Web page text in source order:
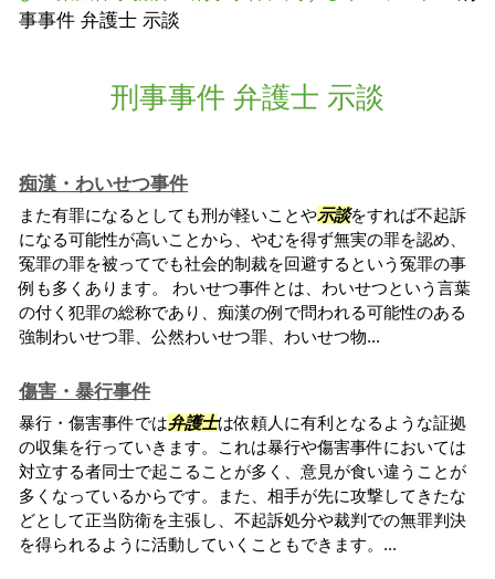
事事件 弁護士 示談
刑事事件 弁護士 示談
痴漢・わいせつ事件
また有罪になるとしても刑が軽いことや示談をすれば不起訴
になる可能性が高いことから、やむを得ず無実の罪を認め、
冤罪の罪を被ってでも社会的制裁を回避するという冤罪の事
例も多くあります。 わいせつ事件とは、わいせつという言葉
の付く犯罪の総称であり、痴漢の例で問われる可能性のある
強制わいせつ罪、公然わいせつ罪、わいせつ物...
傷害・暴行事件
暴行・傷害事件では弁護士は依頼人に有利となるような証拠
の収集を行っていきます。これは暴行や傷害事件においては
対立する者同士で起こることが多く、意見が食い違うことが
多くなっているからです。また、相手が先に攻撃してきたな
どとして正当防衛を主張し、不起訴処分や裁判での無罪判決
を得られるように活動していくこともできます。...